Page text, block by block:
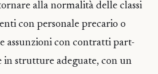
alla normalità delle classi
con personale precario o
assunzioni con contratti part-
strutture adeguate, con un